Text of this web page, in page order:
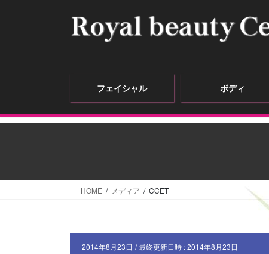
フェイシャル ボディ
HOME メディア CCET
2014年8月23日 / 最終更新日時 :2014年8月23日